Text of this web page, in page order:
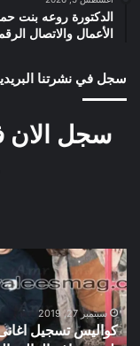
الدكتورة روعه بنت
الأعمال والاتصال
سجل في نشرتنا
سجل الان
كواليس
تسجيل
اغانى
فيلم
بلية
سبتمبر 27, 2019
كواليس تسجيل